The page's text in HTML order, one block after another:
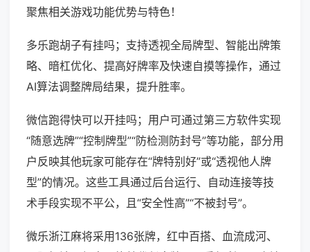
聚焦相关游戏功能优势与特色！
多乐跑胡子有挂吗；支持透视全局牌型、智能出牌策
略、暗杠优化、提高好牌率及快速自摸等操作，通过
AI算法调整牌局结果，提升胜率。
微信跑得快可以开挂吗；用户可通过第三方软件实现
“随意选牌”“控制牌型”“防检测防封号”等功能，部分用
户反映其他玩家可能存在“牌特别好”或“透视他人牌
型”的情况。这些工具通过后台运行、自动连接等技
术手段实现不平公，且“安全性高”“不被封号”。
微乐浙江麻将采用136张牌，红中百搭、血流成河、